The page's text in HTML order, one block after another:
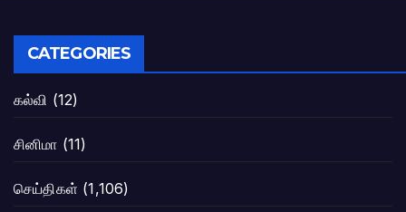
CATEGORIES
கல்வி (12)
சினிமா (11)
செய்திகள் (1,106)